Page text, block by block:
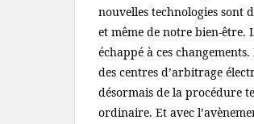
nouvelles technologies sont
et même de notre bien-être.
échappé à ces
des centres d’arbitrage
désormais de la procédure
ordinaire. Et avec